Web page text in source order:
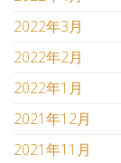
2022年3月
2022年2月
2022年1月
2021年12月
2021年11月